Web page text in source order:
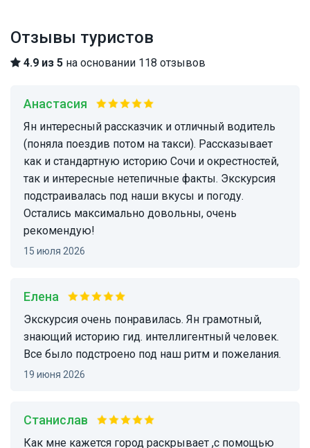
Отзывы туристов
4.9 из 5 на основании 118 отзывов
Анастасия
Ян интересный рассказчик и отличный водитель
(поняла поездив потом на такси). Рассказывает
как и стандартную историю Сочи и окрестностей,
так и интересные нетепичные факты. Экскурсия
подстраивалась под наши вкусы и погоду.
Остались максимально довольны, очень
рекомендую!
15 июля 2026
Елена
Экскурсия очень понравилась. Ян грамотный,
знающий историю гид. интеллигентный человек.
Все было подстроено под наш ритм и пожелания.
19 июня 2026
Станислав
Как мне кажется город раскрывает ,с помощью